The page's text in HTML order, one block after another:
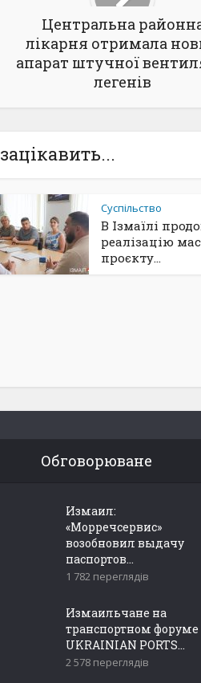
Центральна
лікарня отримала
апарат штучної
легенів
Суспільство
В Ізмаїлі
реалізацію
проєкту...
Обговорюване
Измаил:
«Морречсервис»
возобновил выдачу
паспортов...
1 782 переглядів
Измаильчане на
транспортном форуме
UKRAINIAN PORTS...
2 578 переглядів